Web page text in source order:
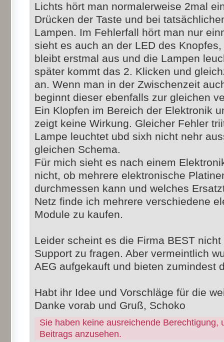
Lichts hört man normalerweise 2mal
Drücken der Taste und bei
Lampen. Im Fehlerfall hört man nur
sieht es auch an der LED des
bleibt erstmal aus und die Lampen
später kommt das 2. Klicken und
an. Wenn man in der Zwischenzeit
beginnt dieser ebenfalls zur gleichen
Ein Klopfen im Bereich der Elektronik
zeigt keine Wirkung. Gleicher Fehler
Lampe leuchtet ubd sixh nicht nehr
gleichen Schema.
Für mich sieht es nach einem
nicht, ob mehrere elektronische
durchmessen kann und welches
Netz finde ich mehrere verschiedene
Module zu kaufen.
Leider scheint es die Firma BEST
Support zu fragen. Aber vermeintlich
AEG aufgekauft und bieten zumindest
Habt ihr Idee und Vorschläge für die
Danke vorab und Gruß, Schoko
Sie haben keine ausreichende Berechtigung,
Beitrags anzusehen.